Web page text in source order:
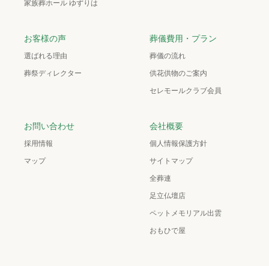
家族葬ホール ゆずりは
お客様の声
選ばれる理由
葬祭ディレクター
葬儀費用・プラン
葬儀の流れ
供花供物のご案内
セレモールクラブ会員
お問い合わせ
採用情報
マップ
会社概要
個人情報保護方針
サイトマップ
全葬連
足立仏壇店
ペットメモリアル出雲
おもひで屋